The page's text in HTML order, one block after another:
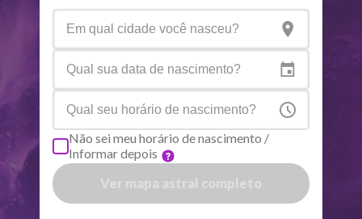
Netuno Ari 4°8
Plutão Aqu 3
Quiron
Lilith Sag 25
Não sei meu horário de nascimento /
Informar depois